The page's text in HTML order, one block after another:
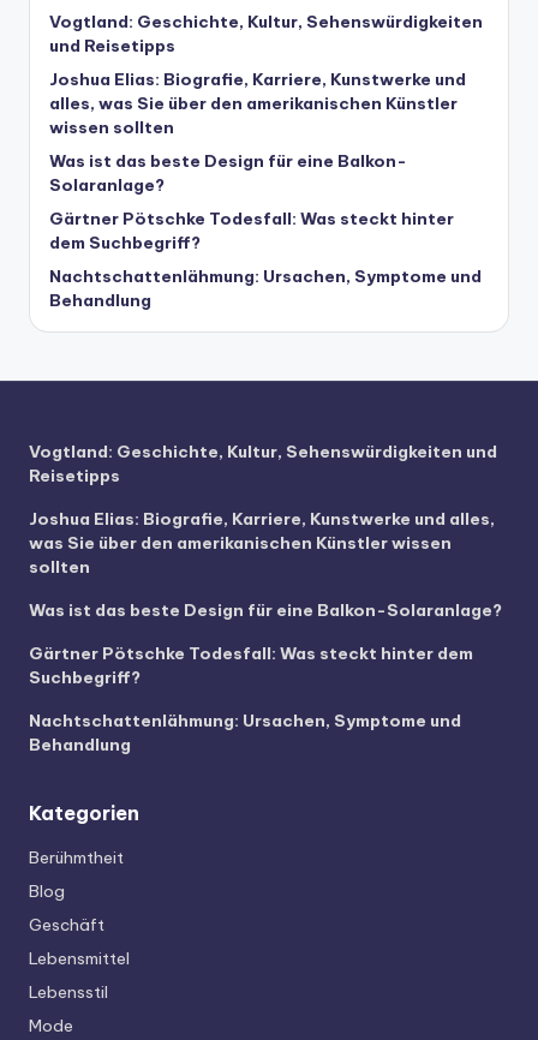
Vogtland: Geschichte, Kultur, Sehenswürdigkeiten
und Reisetipps
Joshua Elias: Biografie, Karriere, Kunstwerke und
alles, was Sie über den amerikanischen Künstler
wissen sollten
Was ist das beste Design für eine Balkon-
Solaranlage?
Gärtner Pötschke Todesfall: Was steckt hinter
dem Suchbegriff?
Nachtschattenlähmung: Ursachen, Symptome und
Behandlung
Vogtland: Geschichte, Kultur, Sehenswürdigkeiten und
Reisetipps
Joshua Elias: Biografie, Karriere, Kunstwerke und alles,
was Sie über den amerikanischen Künstler wissen
sollten
Was ist das beste Design für eine Balkon-Solaranlage?
Gärtner Pötschke Todesfall: Was steckt hinter dem
Suchbegriff?
Nachtschattenlähmung: Ursachen, Symptome und
Behandlung
Kategorien
Berühmtheit
Blog
Geschäft
Lebensmittel
Lebensstil
Mode